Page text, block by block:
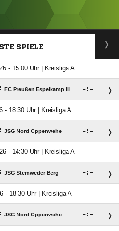
SPIELE
- 15:00 Uhr | Kreisliga A
: FC Preußen Espelkamp III :
- 18:30 Uhr | Kreisliga A
: JSG Nord Oppenwehe :
- 14:30 Uhr | Kreisliga A
: JSG Stemweder Berg :
- 18:30 Uhr | Kreisliga A
: JSG Nord Oppenwehe :